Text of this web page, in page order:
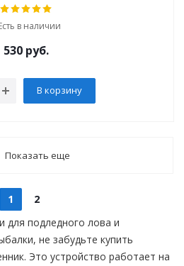
в наличии
530 руб.
В корзину
Показать еще
1
2
для подледного лова и
не забудьте купить
Это устройство работает на